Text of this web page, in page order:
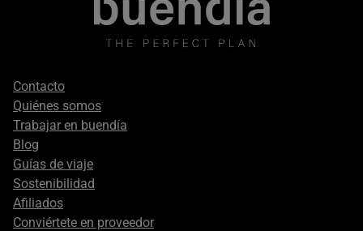
Footer
secondary
Contacto
Quiénes somos
Trabajar en buendía
Blog
Guías de viaje
Sostenibilidad
Afiliados
Conviértete en proveedor